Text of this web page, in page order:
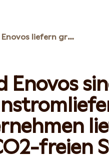
Statkraft und Enovos liefern grünen Strom an Daimler
freien